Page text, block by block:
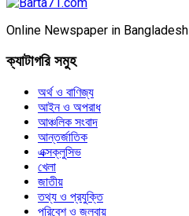
Online Newspaper in Bangladesh
ক্যাটাগরি সমুহ
অর্থ ও বাণিজ্য
আইন ও অপরাধ
আঞ্চলিক সংবাদ
আন্তর্জাতিক
এক্সক্লুসিভ
খেলা
জাতীয়
তথ্য ও প্রযুক্তি
পরিবেশ ও জলবায়ু